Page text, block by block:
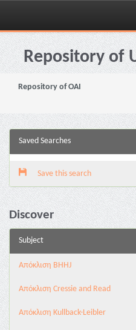
Skip
navigationRepository of
Repository of OAI
Saved Searches
Save this search
Discover
Subject
Aπόκλιση BHHJ
Aπόκλιση Cressie and Read
Aπόκλιση Kullback-Leibler